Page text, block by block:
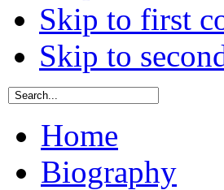
Skip to first
Skip to
Home
Biography